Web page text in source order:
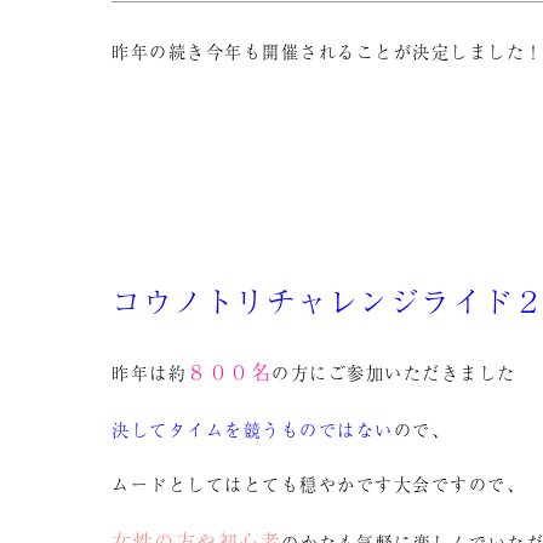
昨年の続き今年も開催されることが決定しました！
コウノトリチャレンジライド
昨年は約 ８００名の方にご参加いただきました
決してタイムを競うものではない ので、
ムードとしてはとても穏やかです大会ですので、